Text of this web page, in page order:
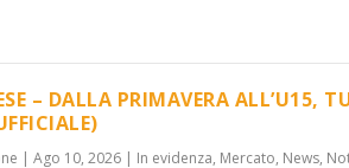
– DALLA PRIMAVERA ALL’U15,
| Ago 10, 2026| In evidenza, Mercato, News,